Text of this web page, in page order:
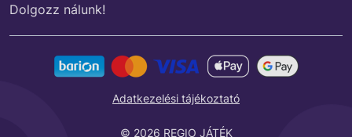
Dolgozz nálunk!
© 2026 REGIO JÁTÉK
Adatkezelési tájékoztató